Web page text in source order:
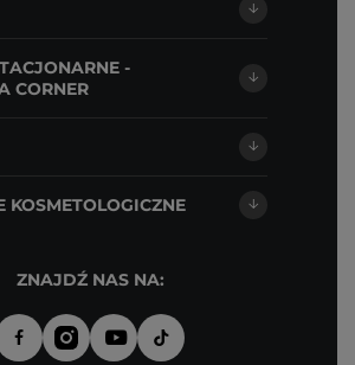
-
CORNER
KOSMETOLOGICZNE
ZNAJDŹ NAS NA: